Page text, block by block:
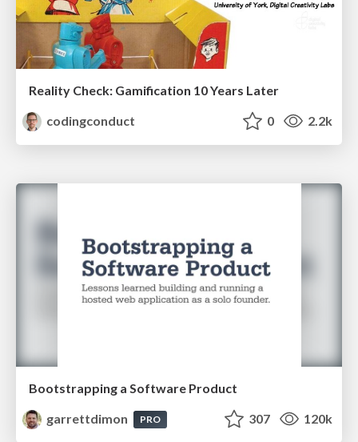
Reality Check: Gamification 10 Years Later
codingconduct
0 2.2k
Bootstrapping a Software Product
garrettdimon
PRO 307 120k